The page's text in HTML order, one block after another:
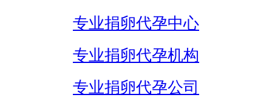
专业捐卵代孕中心
专业捐卵代孕机构
专业捐卵代孕公司